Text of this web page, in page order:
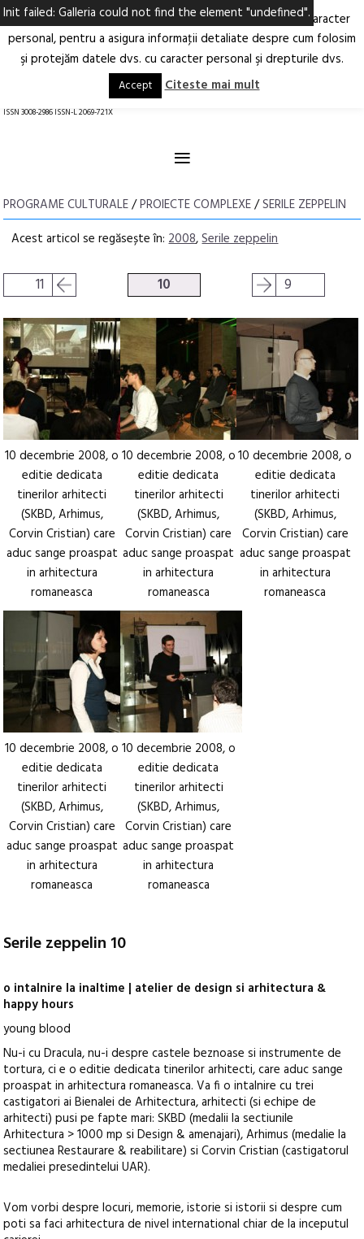
Arhitectură.
Oraș.
RO EN
ISSN 3008-2986 ISSN-L 2069-721X
≡
PROGRAME CULTURALE/PROIECTE COMPLEXE/SERILE ZEPPELIN
Acest articol se regăsește în:2008,Serile zeppelin
11 10 9
10 decembrie 2008, o
editie dedicata
tinerilor arhitecti
(SKBD, Arhimus,
Corvin Cristian) care
aduc sange proaspat
in arhitectura
romaneasca
10 decembrie 2008, o
editie dedicata
tinerilor arhitecti
(SKBD, Arhimus,
Corvin Cristian) care
aduc sange proaspat
in arhitectura
romaneasca
10 decembrie 2008, o
editie dedicata
tinerilor arhitecti
(SKBD, Arhimus,
Corvin Cristian) care
aduc sange proaspat
in arhitectura
romaneasca
10 decembrie 2008, o
editie dedicata
tinerilor arhitecti
(SKBD, Arhimus,
Corvin Cristian) care
aduc sange proaspat
in arhitectura
romaneasca
10 decembrie 2008, o
editie dedicata
tinerilor arhitecti
(SKBD, Arhimus,
Corvin Cristian) care
aduc sange proaspat
in arhitectura
romaneasca
Serile zeppelin 10
o intalnire la inaltime | atelier de design si arhitectura &
happy hours
young blood
Nu-i cu Dracula, nu-i despre castele beznoase si instrumente de
tortura, ci e o editie dedicata tinerilor arhitecti, care aduc sange
proaspat in arhitectura romaneasca. Va fi o intalnire cu trei
castigatori ai Bienalei de Arhitectura, arhitecti (si echipe de
arhitecti) pusi pe fapte mari: SKBD (medalii la sectiunile
Arhitectura > 1000 mp si Design & amenajari), Arhimus (medalie la
sectiunea Restaurare & reabilitare) si Corvin Cristian (castigatorul
medaliei presedintelui UAR).
Vom vorbi despre locuri, memorie, istorie si istorii si despre cum
poti sa faci arhitectura de nivel international chiar de la inceputul
Ne-am actualizat Politica privind prelucrarea datelor cu caracter
personal, pentru a asigura informaţii detaliate despre cum folosim
şi protejăm datele dvs. cu caracter personal şi drepturile dvs.
Accept Citeste mai mult
Init failed: Galleria could not find the element "undefined".